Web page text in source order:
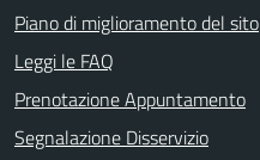
Piano di miglioramento del sito
Leggi le FAQ
Prenotazione Appuntamento
Segnalazione Disservizio